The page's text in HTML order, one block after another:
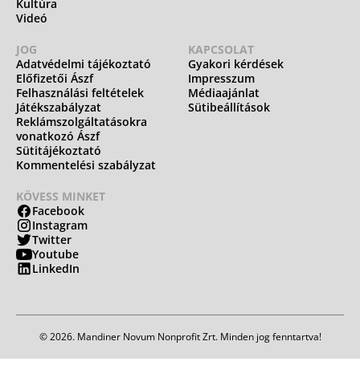
Kultúra
Videó
JOG
Adatvédelmi tájékoztató
Előfizetői Ászf
Felhasználási feltételek
Játékszabályzat
Reklámszolgáltatásokra
vonatkozó Ászf
Sütitájékoztató
Kommentelési szabályzat
KAPCSOLAT
Gyakori kérdések
Impresszum
Médiaajánlat
Sütibeállítások
KÖVESS MINKET
Facebook
Instagram
Twitter
Youtube
LinkedIn
© 2026. Mandiner Novum Nonprofit Zrt. Minden jog fenntartva!